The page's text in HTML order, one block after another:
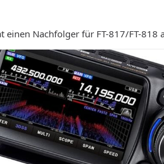
einen Nachfolger für FT-817/FT-818